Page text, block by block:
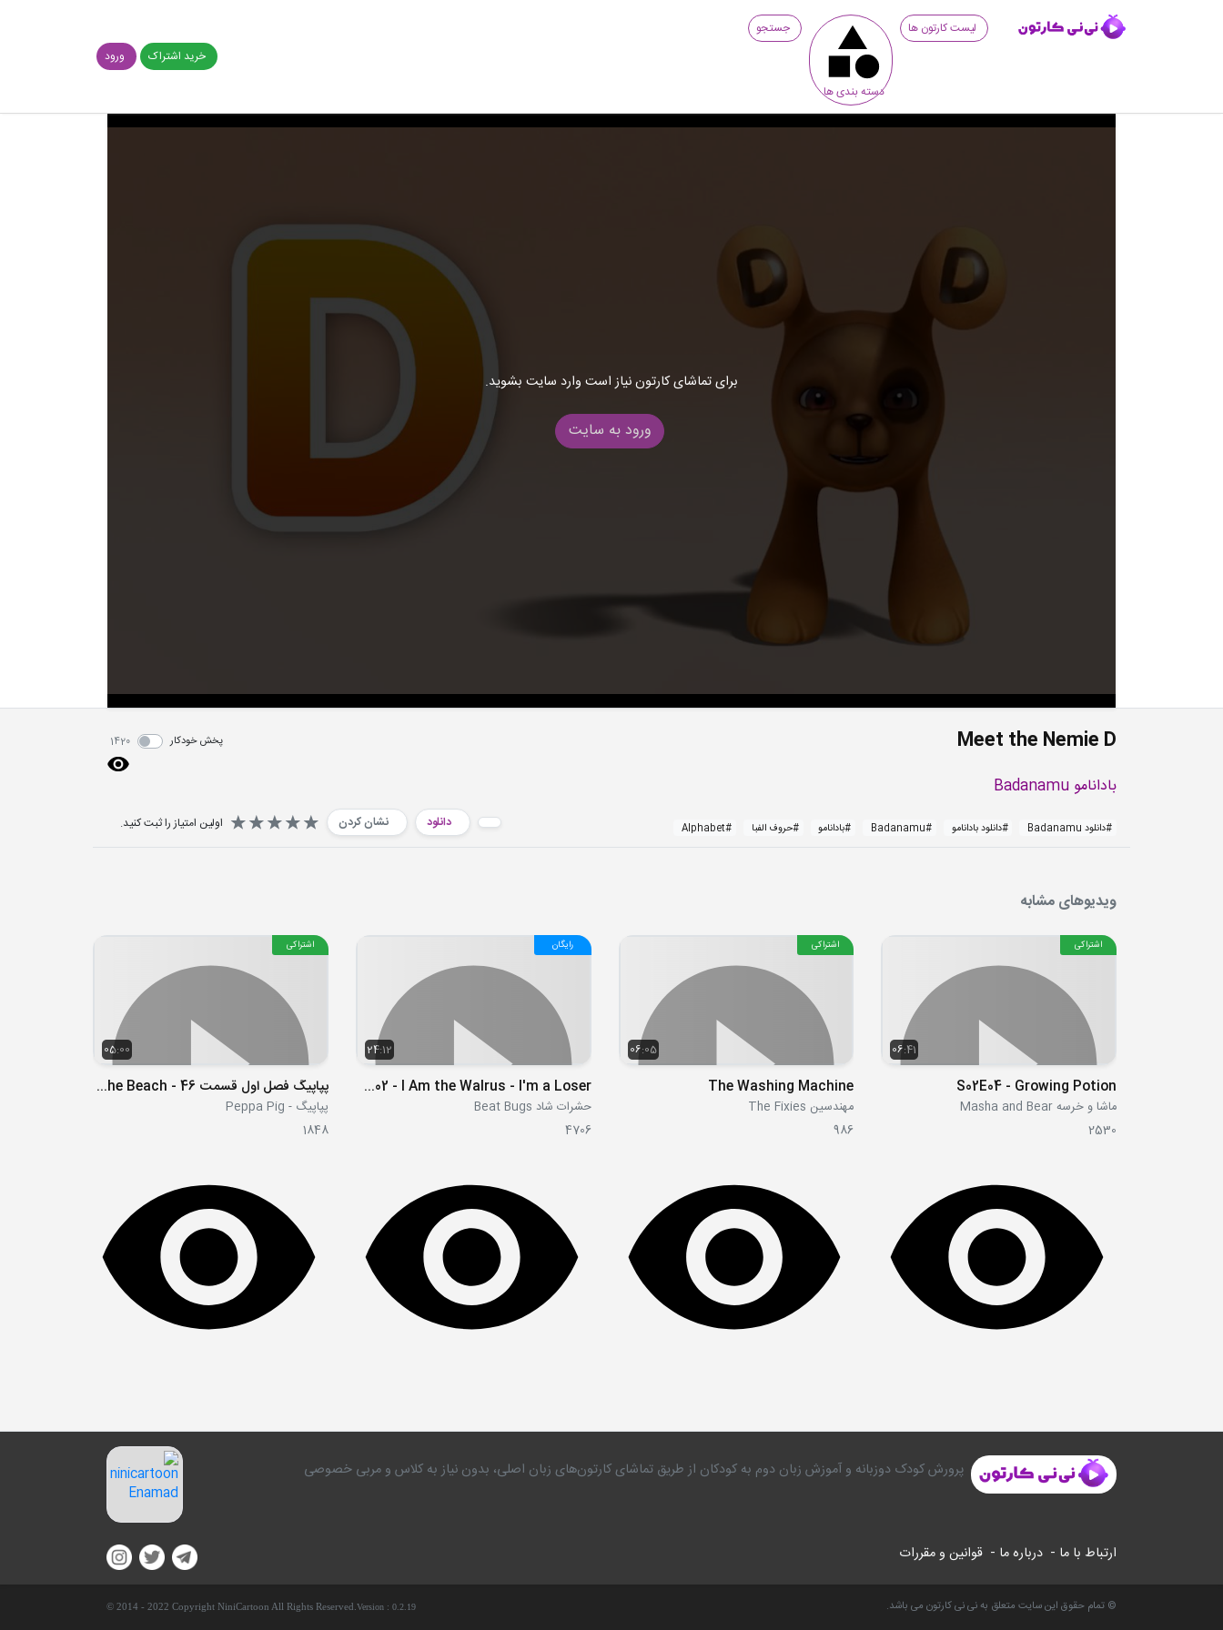
لیست کارتون ها
دسته بندی ها
جستجو
خرید اشتراک
ورود
برای تماشای کارتون نیاز است وارد سایت بشوید.
ورود به سایت
Meet the Nemie D پخش خودکار 1420
بادانامو Badanamu
#دانلود Badanamu #دانلود بادانامو #
Badanamu
#بادانامو #حروف الفبا #
Alphabet دانلود نشان کردن اولین امتیاز را ثبت کنید.
ویدیوهای مشابه
06:41
اشتراکی
S02E04 - Growing Potion
ماشا و خرسه Masha and Bear
2530
06:05
اشتراکی
The Washing Machine
مهندسین The Fixies
986
24:12
رایگان
S01E02 - I Am the Walrus - I'm a Loser
حشرات شاد Beat Bugs
4706
05:00
اشتراکی
پپاپیگ فصل اول قسمت 46 - At the Beach
پپاپیگ - Peppa Pig
1848
پرورش کودک دوزبانه و آموزش زبان دوم به کودکان از طریق تماشای کارتون‌های زبان اصلی، بدون نیاز به کلاس و مربی خصوصی
ارتباط با ما - درباره ما - قوانین و مقررات
© تمام حقوق این سایت متعلق به نی نی کارتون می باشد. © 2014 - 2022 Copyright NiniCartoon All Rights Reserved. Version : 0.2.19